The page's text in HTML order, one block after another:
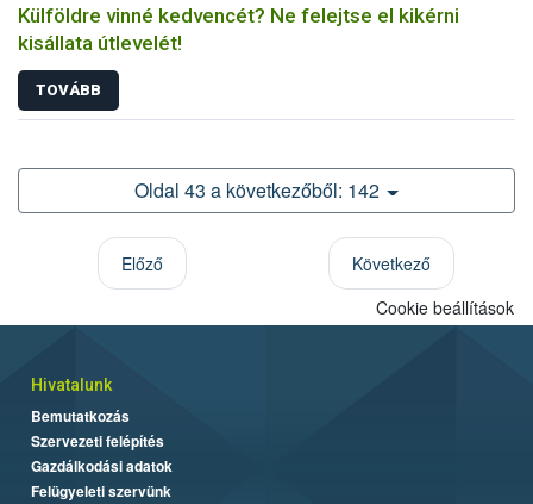
Külföldre vinné kedvencét? Ne felejtse el kikérni
kisállata útlevelét!
TOVÁBB
Oldal 43 a következőből: 142
Előző
Következő
Cookie beállítások
Hivatalunk
Bemutatkozás
Szervezeti felépítés
Gazdálkodási adatok
Felügyeleti szervünk